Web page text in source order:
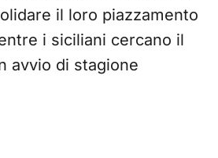
il loro piazzamento
i siciliani cercano il
avvio di stagione